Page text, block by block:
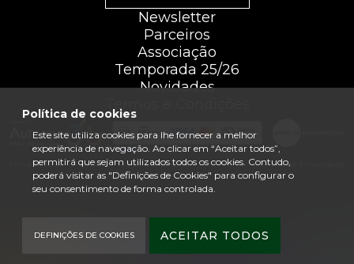
Política de cookies
Este site utiliza cookies para lhe fornecer a melhor
experiência de navegação. Ao clicar em “Aceitar todos”,
permitirá que sejam utilizados todos os cookies. Contudo,
poderá visitar as "Definições de Cookies" para configurar o
seu consentimento de forma controlada.
DEFINIÇÕES DE COOKIES ACEITAR TODOS
Newsletter
Parceiros
Associação
Temporada 25/26
Novidades
Termos e Condições
Ficha Técnica Mapa do site Política de Privacidade